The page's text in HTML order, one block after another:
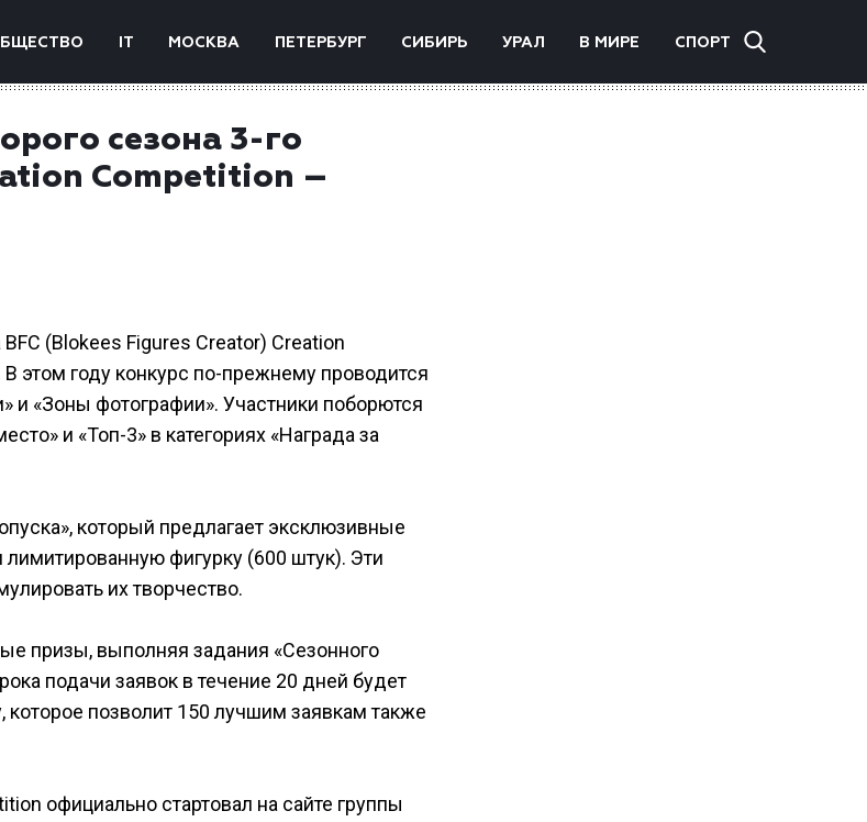
IT МОСКВА ПЕТЕРБУРГ СИБИРЬ УРАЛ В МИРЕ СПОРТ
сезона 3-го
Competition –
(Blokees Figures Creator) Creation
этом году конкурс по-прежнему проводится
«Зоны фотографии». Участники поборются
и «Топ-3» в категориях «Награда за
который предлагает эксклюзивные
фигурку (600 штук). Эти
их творчество.
призы, выполняя задания «Сезонного
подачи заявок в течение 20 дней будет
позволит 150 лучшим заявкам также
официально стартовал на сайте группы